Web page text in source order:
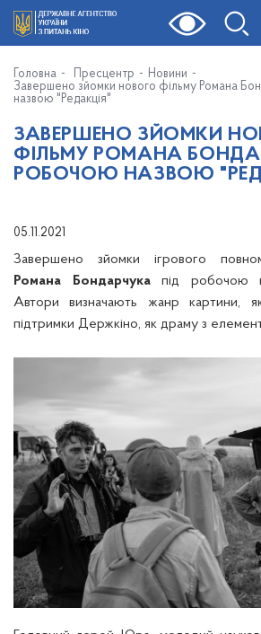
Головна Пресцентр
Новини
Завершено зйомки нового фільму Романа
назвою "Редакція"
ЗАВЕРШЕНО ЗЙОМКИ
ФІЛЬМУ РОМАНА
РОБОЧОЮ НАЗВОЮ
05.11.2021
Завершено зйомки ігрового
Романа Бондарчукапід робочою
Автори визначають жанр картини,
підтримки Держкіно, як драму з